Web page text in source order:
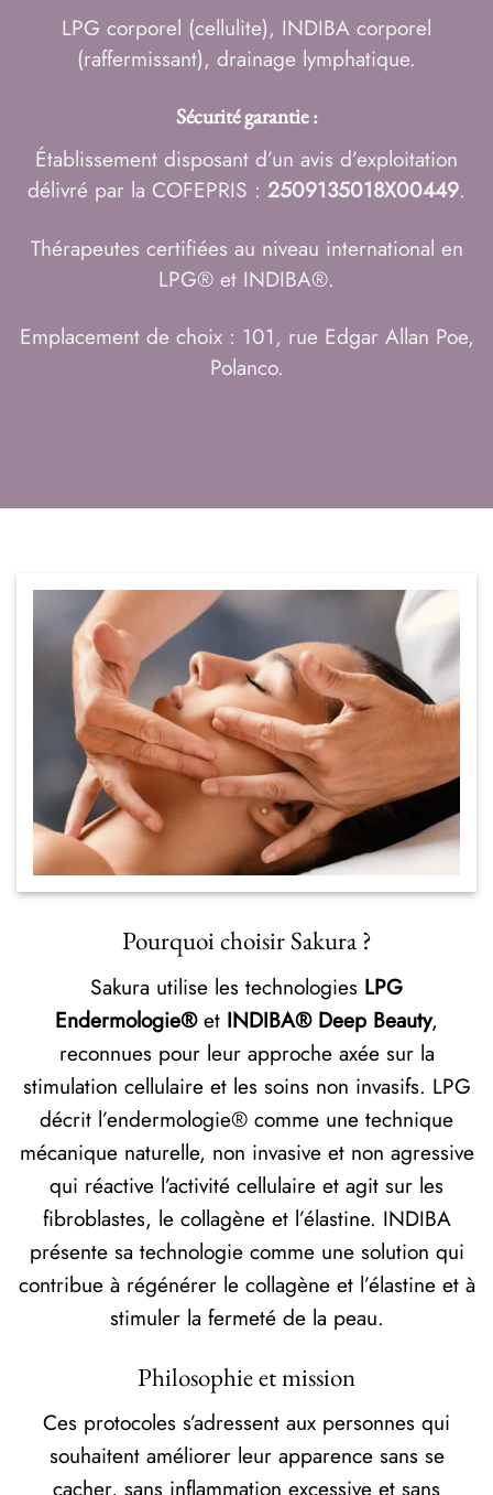
LPG corporel (cellulite), INDIBA corporel
(raffermissant), drainage lymphatique.
Sécurité garantie :
Établissement disposant d’un avis d’exploitation
délivré par la COFEPRIS : 2509135018X00449.
Thérapeutes certifiées au niveau international en
LPG® et INDIBA®.
Emplacement de choix : 101, rue Edgar Allan Poe,
Polanco.
Pourquoi choisir Sakura ?
Sakura utilise les technologies LPG
Endermologie®et INDIBA® Deep Beauty,
reconnues pour leur approche axée sur la
stimulation cellulaire et les soins non invasifs. LPG
décrit l’endermologie® comme une technique
mécanique naturelle, non invasive et non agressive
qui réactive l’activité cellulaire et agit sur les
fibroblastes, le collagène et l’élastine. INDIBA
présente sa technologie comme une solution qui
contribue à régénérer le collagène et l’élastine et à
stimuler la fermeté de la peau.
Philosophie et mission
Ces protocoles s’adressent aux personnes qui
souhaitent améliorer leur apparence sans se
cacher, sans inflammation excessive et sans